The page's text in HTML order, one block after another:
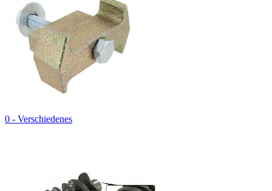
0 - Verschiedenes